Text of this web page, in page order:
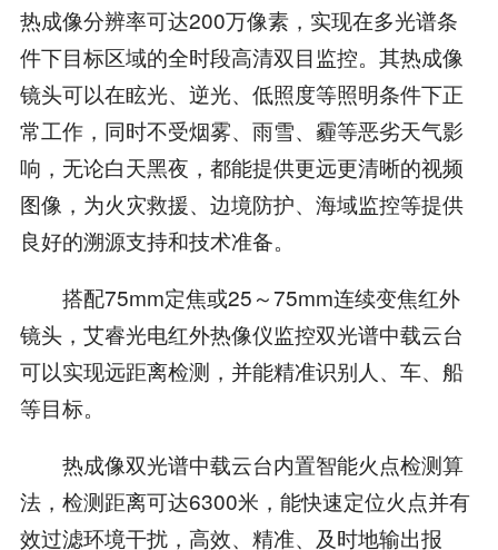
热成像分辨率可达200万像素，实现在多光谱条
件下目标区域的全时段高清双目监控。其热成像
镜头可以在眩光、逆光、低照度等照明条件下正
常工作，同时不受烟雾、雨雪、霾等恶劣天气影
响，无论白天黑夜，都能提供更远更清晰的视频
图像，为火灾救援、边境防护、海域监控等提供
良好的溯源支持和技术准备。
搭配75mm定焦或25～75mm连续变焦红外
镜头，艾睿光电红外热像仪监控双光谱中载云台
可以实现远距离检测，并能精准识别人、车、船
等目标。
热成像双光谱中载云台内置智能火点检测算
法，检测距离可达6300米，能快速定位火点并有
效过滤环境干扰，高效、精准、及时地输出报